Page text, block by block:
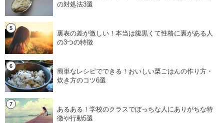
の対処法3選
裏表の差が激しい！本当は腹黒くて性格に裏がある人
の3つの特徴
簡単なレシピでできる！おいしい栗ごはんの作り方・
炊き方のコツ6選
あるある！学校のクラスでぼっちな人にありがちな特
徴や行動5選